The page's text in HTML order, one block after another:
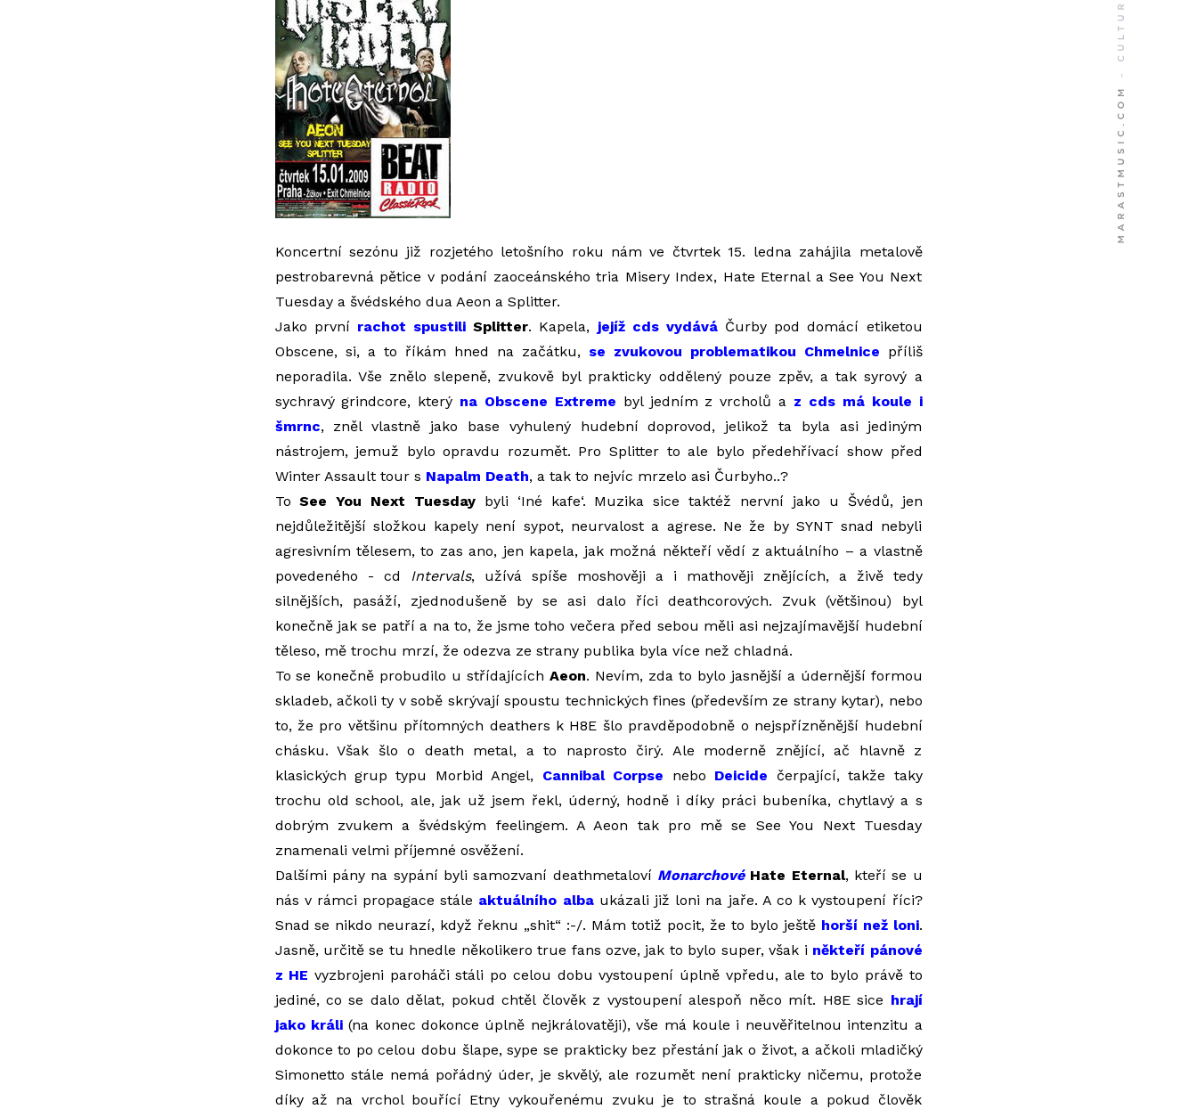
Koncertní sezónu již rozjetého letošního roku nám ve čtvrtek 15. ledna zahájila metalově
pestrobarevná pětice v podání zaoceánského tria Misery Index, Hate Eternal a See You Next
Tuesday a švédského dua Aeon a Splitter.
Jako první rachot spustiliSplitter. Kapela, jejíž cds vydáváČurby pod domácí etiketou
Obscene, si, a to říkám hned na začátku, se zvukovou problematikou Chmelnice příliš
neporadila. Vše znělo slepeně, zvukově byl prakticky oddělený pouze zpěv, a tak syrový a
sychravý grindcore, který na Obscene Extreme byl jedním z vrcholů a z cds má koule i
šmrnc, zněl vlastně jako base vyhulený hudební doprovod, jelikož ta byla asi jediným
nástrojem, jemuž bylo opravdu rozumět. Pro Splitter to ale bylo předehřívací show před
Winter Assault tour s Napalm Death, a tak to nejvíc mrzelo asi Čurbyho..?
ToSee You Next Tuesdaybyli ‘Iné kafe‘. Muzika sice taktéž nervní jako u Švédů, jen
nejdůležitější složkou kapely není sypot, neurvalost a agrese. Ne že by SYNT snad nebyli
agresivním tělesem, to zas ano, jen kapela, jak možná někteří vědí z aktuálního – a vlastně
povedeného - cd Intervals, užívá spíše moshověji a i mathověji znějících, a živě tedy
silnějších, pasáží, zjednodušeně by se asi dalo říci deathcorových. Zvuk (většinou) byl
konečně jak se patří a na to, že jsme toho večera před sebou měli asi nejzajímavější hudební
těleso, mě trochu mrzí, že odezva ze strany publika byla více než chladná.
To se konečně probudilo u střídajícíchAeon. Nevím, zda to bylo jasnější a údernější formou
skladeb, ačkoli ty v sobě skrývají spoustu technických fines (především ze strany kytar), nebo
to, že pro většinu přítomných deathers k H8E šlo pravděpodobně o nejspřízněnější hudební
chásku. Však šlo o death metal, a to naprosto čirý. Ale moderně znějící, ač hlavně z
klasických grup typu Morbid Angel, Cannibal Corpse nebo Deicide čerpající, takže taky
trochu old school, ale, jak už jsem řekl, úderný, hodně i díky práci bubeníka, chytlavý a s
dobrým zvukem a švédským feelingem. A Aeon tak pro mě se See You Next Tuesday
znamenali velmi příjemné osvěžení.
Dalšími pány na sypání byli samozvaní deathmetaloví Monarchové Hate Eternal, kteří se u
nás v rámci propagace stále aktuálního albaukázali již loni na jaře. A co k vystoupení říci?
Snad se nikdo neurazí, když řeknu „shit“ :-/. Mám totiž pocit, že to bylo ještě horší než loni.
Jasně, určitě se tu hnedle několikero true fans ozve, jak to bylo super, však i někteří pánové
z HE vyzbrojeni paroháči stáli po celou dobu vystoupení úplně vpředu, ale to bylo právě to
jediné, co se dalo dělat, pokud chtěl člověk z vystoupení alespoň něco mít. H8E sice hrají
jako králi(na konec dokonce úplně nejkrálovatěji), vše má koule i neuvěřitelnou intenzitu a
dokonce to po celou dobu šlape, sype se prakticky bez přestání jak o život, a ačkoli mladičký
Simonetto stále nemá pořádný úder, je skvělý, ale rozumět není prakticky ničemu, protože
díky až na vrchol bouřící Etny vykouřenému zvuku je to strašná koule a pokud člověk